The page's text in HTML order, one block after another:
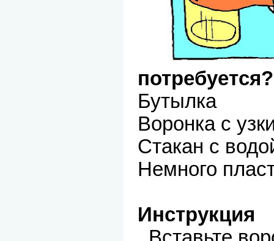
потребуется?
Бутылка
Воронка с
Стакан с
Немного
Инструкция